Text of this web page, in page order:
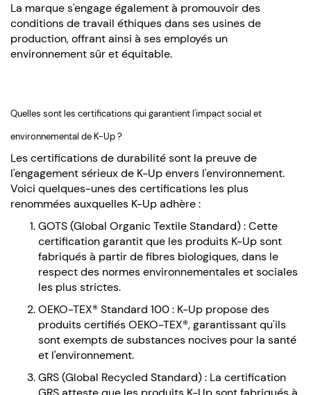
La marque s'engage également à promouvoir des
conditions de travail éthiques dans ses usines de
production, offrant ainsi à ses employés un
environnement sûr et équitable.
Quelles sont les certifications qui garantient l'impact social et
environnemental de K-Up ?
Les certifications de durabilité sont la preuve de
l'engagement sérieux de K-Up envers l'environnement.
Voici quelques-unes des certifications les plus
renommées auxquelles K-Up adhère :
GOTS (Global Organic Textile Standard) : Cette
certification garantit que les produits K-Up sont
fabriqués à partir de fibres biologiques, dans le
respect des normes environnementales et sociales
les plus strictes.
OEKO-TEX® Standard 100 : K-Up propose des
produits certifiés OEKO-TEX®, garantissant qu'ils
sont exempts de substances nocives pour la santé
et l'environnement.
GRS (Global Recycled Standard) : La certification